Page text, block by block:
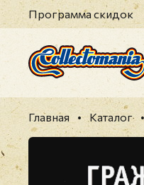
Программа скидок
Главная Каталог